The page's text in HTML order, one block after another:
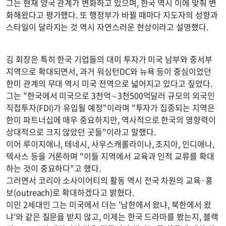
그는 현재 양국 관계가 변화하고 있으며, 한국 역시 이에 맞춰 변
화해왔다고 평가했다. 또 행정부가 바뀔 때마다 지도자의 성향과
스타일이 달라지는 것 역시 자연스러운 현상이라고 설명했다.
김 회장은 특히 한국 기업들의 대미 투자가 미국 남부와 중서부
지역으로 확대되면서, 과거 워싱턴DC와 뉴욕 등이 중심이었던
한미 관계의 무대 역시 미국 전역으로 넓어지고 있다고 짚었다.
그는 "한국에서 미국으로 3천억∼3천500억달러 규모의 외국인
직접투자(FDI)가 유입될 예정"이라며 "투자가 집중되는 지역은
한미 파트너십에 매우 중요하지만, 역사적으로 한국의 영향력이
상대적으로 크지 않았던 곳들"이라고 말했다.
이어 루이지애나, 테네시, 사우스캐롤라이나, 조지아, 인디애나,
텍사스 등을 거론하며 "이들 지역에서 교육과 인적 교류를 확대
하는 것이 중요하다"고 했다.
그러면서 코리아 소사이어티의 활동 역시 전국 차원의 교육·홍
보(outreach)로 확대하겠다고 밝혔다.
이민 2세대인 그는 미국에서 더는 '남한에서 왔냐, 북한에서 왔
냐'와 같은 질문을 받지 않고, 이제는 한국 드라마를 봤는지, 블랙